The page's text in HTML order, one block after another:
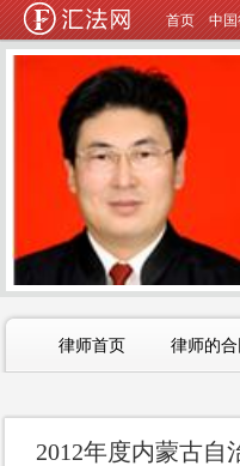
首页 中
律师首页 律师的合
2012年度内蒙古自